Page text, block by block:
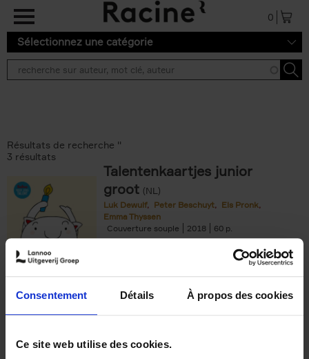
Consentement Détails À propos des cookies
Ce site web utilise des cookies.
Aller au contenu principal
0
Sélectionnez une catégorie
Résultats de recherche ''
3 résultats
Talentenkaartjes junior
groot (NL)
Luk Dewulf Peter Beschuyt
Els Pronk
Emma Thyssen
Couverture souple
2018 60